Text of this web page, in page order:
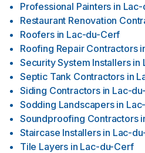
Professional Painters in
Restaurant Renovation
Roofers in Lac-du-Cerf
Roofing Repair Contractors
Security System Installers in
Septic Tank Contractors in
Siding Contractors in Lac-
Sodding Landscapers in
Soundproofing Contractors
Staircase Installers in Lac-
Tile Layers in Lac-du-Cerf